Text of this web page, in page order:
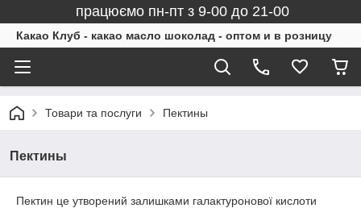
працюємо пн-пт з 9-00 до 21-00
Какао Клуб - какао масло шоколад - оптом и в розницу
Товари та послуги Пектины
Пектины
Пектин це утворений залишками галактуронової кислоти